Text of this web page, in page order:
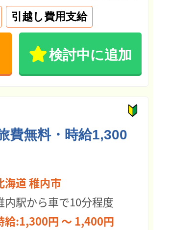
引越し費用支給
検討中に追加
費無料・時給1,300
海道 稚内市
内駅から車で10分程度
給:1,300円 ～ 1,400円